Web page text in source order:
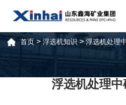
首页>浮选机知识>浮选机处理
浮选机处理